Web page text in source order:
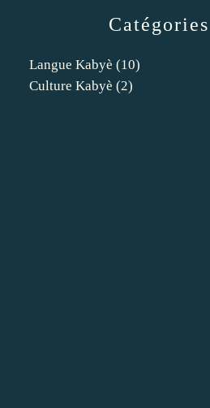
Catégories
Langue Kabyè (10)
Culture Kabyè (2)